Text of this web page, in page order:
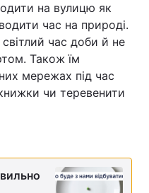
на вулицю як
час на природі.
час доби й не
Також їм
мережах під час
чи теревенити